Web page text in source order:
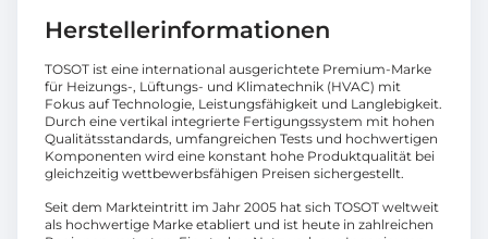
Herstellerinformationen
TOSOT ist eine international ausgerichtete Premium-Marke
für Heizungs-, Lüftungs- und Klimatechnik (HVAC) mit
Fokus auf Technologie, Leistungsfähigkeit und Langlebigkeit.
Durch eine vertikal integrierte Fertigungssystem mit hohen
Qualitätsstandards, umfangreichen Tests und hochwertigen
Komponenten wird eine konstant hohe Produktqualität bei
gleichzeitig wettbewerbsfähigen Preisen sichergestellt.
Seit dem Markteintritt im Jahr 2005 hat sich TOSOT weltweit
als hochwertige Marke etabliert und ist heute in zahlreichen